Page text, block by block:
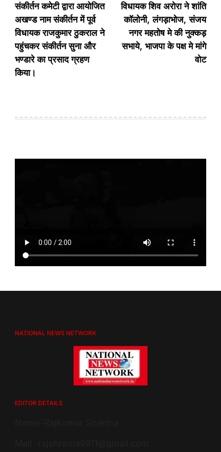
संकीर्तन कमेटी द्वारा आयोजित
अखण्ड नाम संकीर्तन में पूर्व
विधायक राजकुमार ठुकराल ने
पहुंचकर संकीर्तन सुना और
भण्डारे का प्रसाद ग्रहण
किया।
विधायक शिव अरोरा ने शांति
कॉलोनी, लंगड़ाभोज, संजय
नगर महतोष मे की नुक्कड़
सभाये, भाजपा के पक्ष मे मांगे
वोट
NATIONAL NEWS NETWORK
EDITOR DETAILS